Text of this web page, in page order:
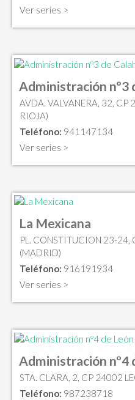
Ver series >
Administración nº3
AVDA. VALVANERA, 32, CP
RIOJA)
Teléfono: 941147134
Ver series >
La Mexicana
PL. CONSTITUCION 23-24,
(MADRID)
Teléfono: 916191934
Ver series >
Administración nº4
STA. CLARA, 2, CP 24002
Teléfono: 987238718